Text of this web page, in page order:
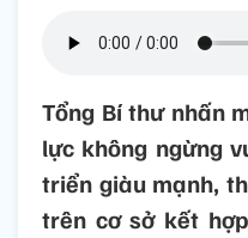
Tổng Bí thư nhấn
lực không ngừng
triển giàu mạnh,
trên cơ sở kết